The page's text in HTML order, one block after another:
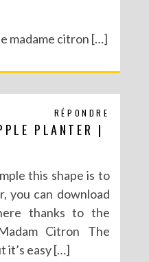
madame citron […]
RÉPONDRE
PLANTER |
this shape is to
you can download
thanks to the
Citron The
it’s easy […]